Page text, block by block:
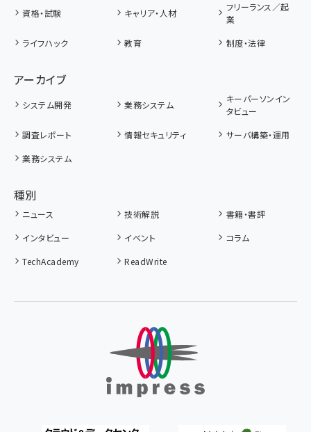
資格・試験 キャリア・人材
フリーランス／起
業
ライフハック
教育 制度・法律
アーカイブ
システム開発 業務システム
キーパーソンイン
タビュー
調査レポート
情報セキュリティ
サーバ構築・運用
業務システム
種別
ニュース 技術解説
書籍・書評
インタビュー
イベント
コラム
TechAcademy
ReadWrite